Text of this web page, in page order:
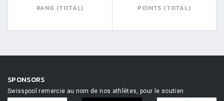
RANG (TOTAL) POINTS (TOTAL)
SPONSORS
Swisspool remercie au nom de nos athlètes, pour le soutien